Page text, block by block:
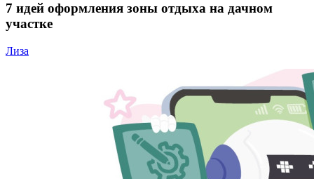
7 идей оформления зоны отдыха на дачном
участке
Лиза